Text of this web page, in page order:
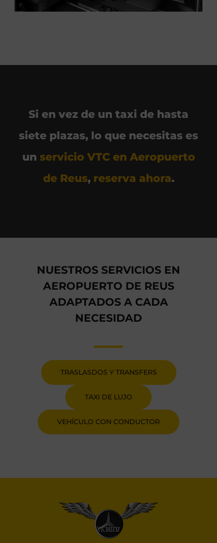
Si en vez de un taxi de hasta
siete plazas, lo que necesitas es
un servicio VTC en Aeropuerto
de Reus, reserva ahora.
NUESTROS SERVICIOS EN
AEROPUERTO DE REUS
ADAPTADOS A CADA
NECESIDAD
TRASLASDOS Y TRANSFERS
TAXI DE LUJO
VEHÍCULO CON CONDUCTOR